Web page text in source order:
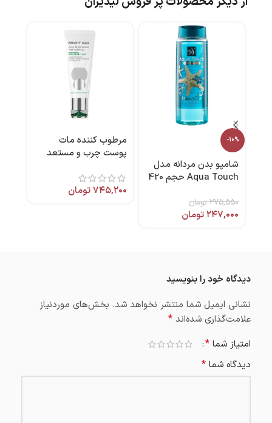
-10%
شامپو بدن مردانه مدل
Aqua Touch حجم 420
۲۷۵,۵۵۰تومان
۲۴۷,۰۰۰تومان
مرطوب کننده مات
پوست چرب و مستعد
۷۴۵,۲۰۰تومان
دیدگاه خود را بنویسید
نشانی ایمیل شما منتشر نخواهد شد. بخش‌های موردنیاز
علامت‌گذاری شده‌اند *
امتیاز شما *
دیدگاه شما *